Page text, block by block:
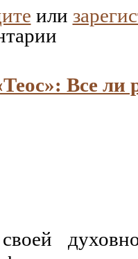
или
Все ли